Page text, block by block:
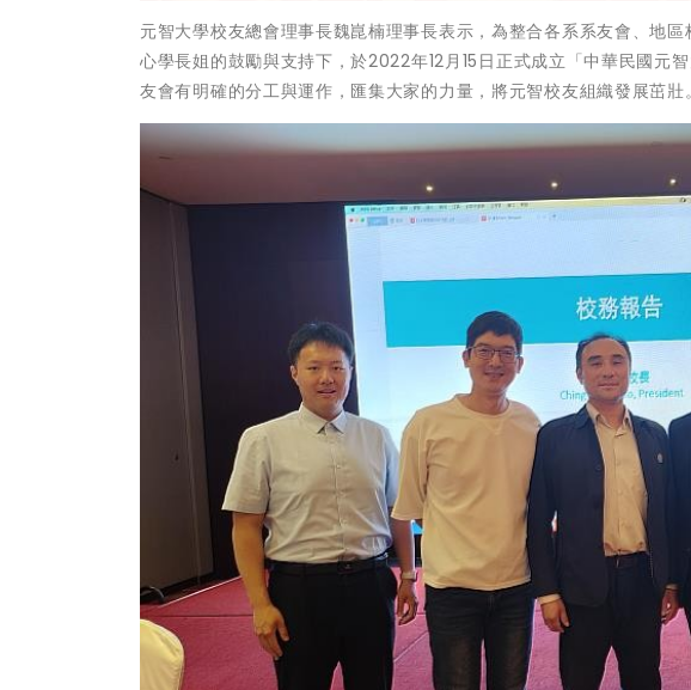
元智大學校友總會理事長魏崑楠理事長表示，為整合各系系友會、地
心學長姐的鼓勵與支持下，於2022年12月15日正式成立「中華民國元
友會有明確的分工與運作，匯集大家的力量，將元智校友組織發展茁壯。